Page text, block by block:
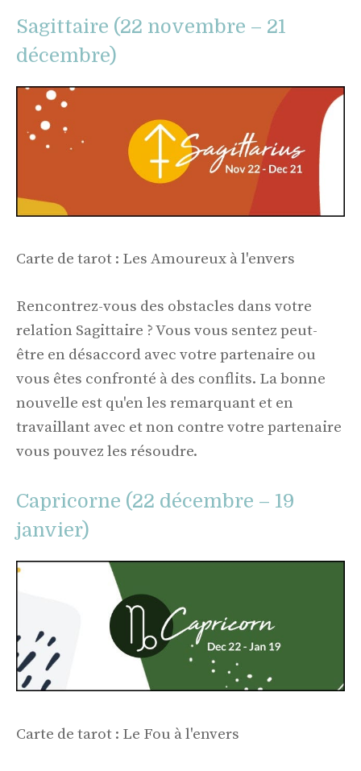
Sagittaire (22 novembre – 21
décembre)
Carte de tarot : Les Amoureux à l'envers
Rencontrez-vous des obstacles dans votre
relation Sagittaire ? Vous vous sentez peut-
être en désaccord avec votre partenaire ou
vous êtes confronté à des conflits. La bonne
nouvelle est qu'en les remarquant et en
travaillant avec et non contre votre partenaire
vous pouvez les résoudre.
Capricorne (22 décembre – 19
janvier)
Carte de tarot : Le Fou à l'envers